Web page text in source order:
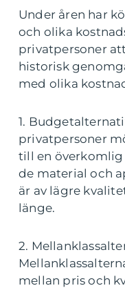
Under åren har
och olika
privatpersoner
historisk
med olika
1.
privatpersoner
till en överkomlig
de material och
är av lägre
länge.
2.
mellan pris och